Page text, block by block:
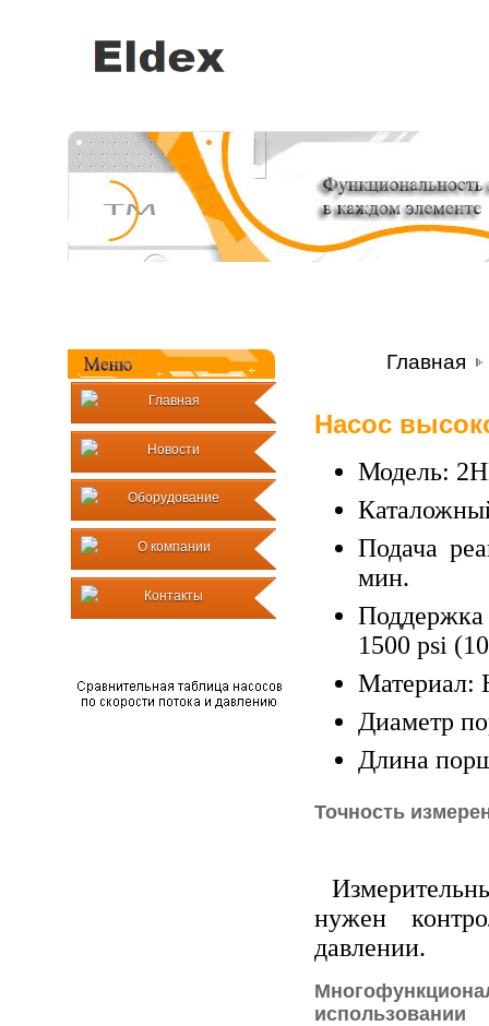
Главная
Новости
Оборудование
О компании
Контакты
Главная
Насос
Модель:
Подача
мин.
1500 psi
Материал:
Диаметр
Длина
Точность
нужен
давлении.
использовании